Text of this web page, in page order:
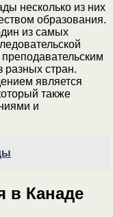
несколько из них
образования.
из самых
разных стран.
является
также
и
в Канаде